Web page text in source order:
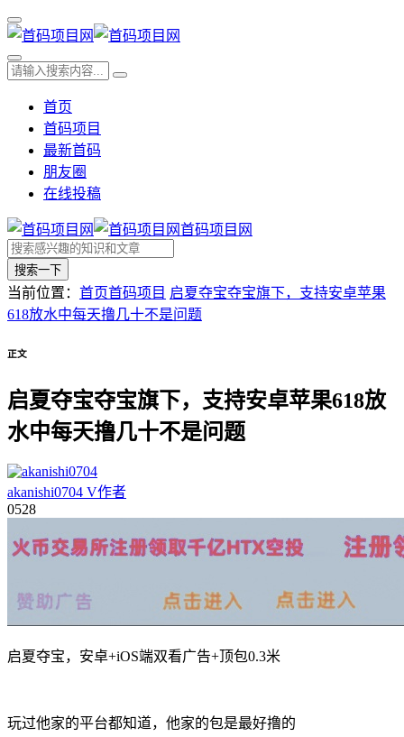
首页
首码项目
最新首码
朋友圈
在线投稿
首码项目网
搜索一下
当前位置： 首页首码项目 启夏夺宝夺宝旗下，支持安卓苹果
618放水中每天撸几十不是问题
正文
启夏夺宝夺宝旗下，支持安卓苹果618放
水中每天撸几十不是问题
akanishi0704 V作者
0528
启夏夺宝，安卓+iOS端双看广告+顶包0.3米
玩过他家的平台都知道，他家的包是最好撸的